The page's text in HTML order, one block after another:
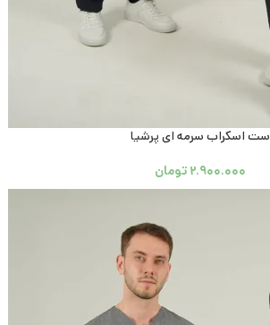
ست اسکراب سرمه ای پرشیا
۲.۹۰۰.۰۰۰ تومان